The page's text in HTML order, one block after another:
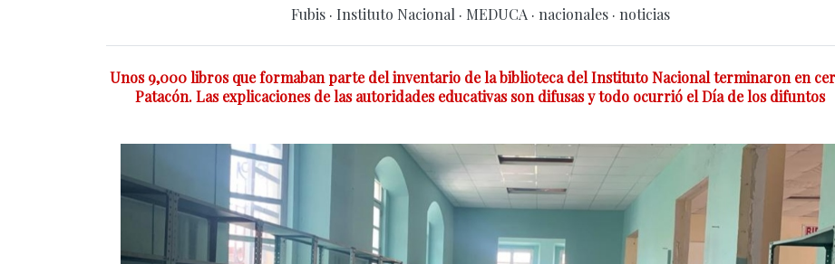
Fubis · Instituto Nacional · MEDUCA · nacionales · noticias
Unos 9,000 libros que formaban parte del inventario de la biblioteca del Instituto Nacional terminaron en
Patacón. Las explicaciones de las autoridades educativas son difusas y todo ocurrió el Día de los difuntos